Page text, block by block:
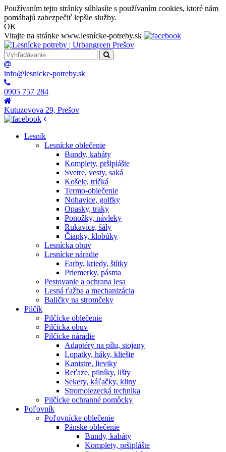
Používaním tejto stránky súhlasíte s používaním cookies, ktoré nám
pomáhajú zabezpečiť lepšie služby.
OK
Vitajte na stránke www.lesnícke-potreby.sk
info@lesnicke-potreby.sk
0905 757 284
Kutuzovova 29, Prešov
Lesník
Lesnícke oblečenie
Bundy, kabáty
Komplety, pršiplášte
Svetre, vesty, saká
Košele, tričká
Termo-oblečenie
Nohavice, golfky
Opasky, traky
Ponožky, návleky
Rukavice, šály
Čiapky, klobúky
Lesnícka obuv
Lesnícke náradie
Farby, kriedy, štítky
Priemerky, pásma
Pestovanie a ochrana lesa
Lesná ťažba a mechanizácia
Baličky na stromčeky
Pilčík
Pilčícke oblečenie
Pilčícka obuv
Pilčícke náradie
Adaptéry na pílu, stojany
Lopatky, háky, kliešte
Kanistre, lieviky
Reťaze, pilníky, lišty
Sekery, káľačky, kliny
Stromolezecká technika
Pilčícke ochranné pomôcky
Poľovník
Poľovnícke oblečenie
Pánske oblečenie
Bundy, kabáty
Komplety, pršiplášte